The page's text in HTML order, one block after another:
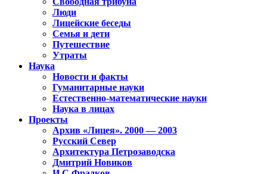
Люди
Лицейские беседы
Семья и дети
Путешествие
Утраты
Наука
Новости и факты
Гуманитарные науки
Естественно-математические науки
Наука в лицах
Проекты
Архив «Лицея». 2000 — 2003
Русский Север
Архитектура Петрозаводска
Дмитрий Новиков